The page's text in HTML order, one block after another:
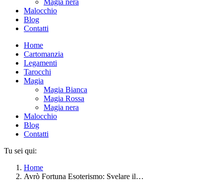
Magia nera
Malocchio
Blog
Contatti
Home
Cartomanzia
Legamenti
Tarocchi
Magia
Magia Bianca
Magia Rossa
Magia nera
Malocchio
Blog
Contatti
Tu sei qui:
Home
Avrò Fortuna Esoterismo: Svelare il…